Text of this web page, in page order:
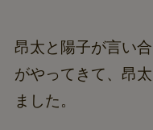
昂太と陽子が言い
がやってきて、昂
ました。